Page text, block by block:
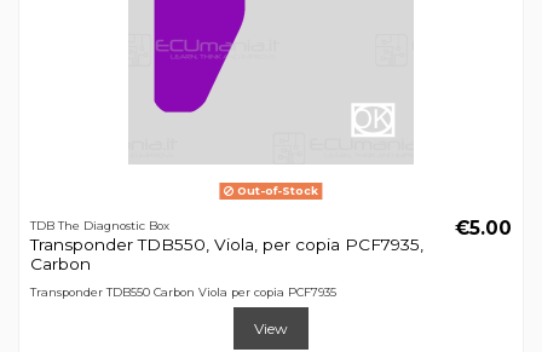
Out-of-Stock
TDB The Diagnostic Box
Transponder TDB550, Viola, per copia PCF7935,
Carbon
€5.00
Transponder TDB550 Carbon Viola per copia PCF7935
View